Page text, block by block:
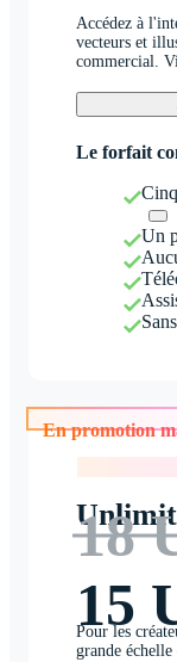
Accédez à
vecteurs et
commercial.
Le forfait
Un
En promotion
18
15
Pour les
grande